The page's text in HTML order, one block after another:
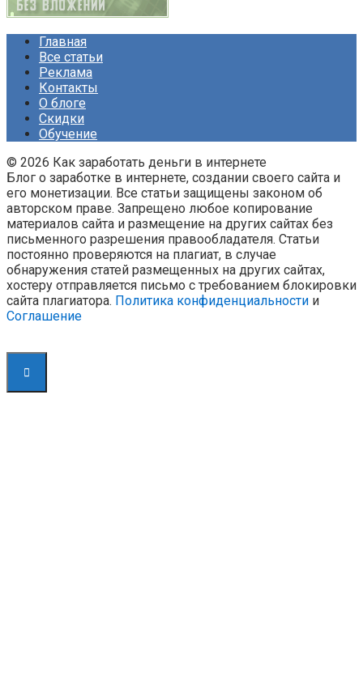
Главная
Все статьи
Реклама
Контакты
О блоге
Скидки
Обучение
© 2026 Как заработать деньги в интернете
Блог о заработке в интернете, создании своего сайта и
его монетизации. Все статьи защищены законом об
авторском праве. Запрещено любое копирование
материалов сайта и размещение на других сайтах без
письменного разрешения правообладателя. Статьи
постоянно проверяются на плагиат, в случае
обнаружения статей размещенных на других сайтах,
хостеру отправляется письмо с требованием блокировки
сайта плагиатора. Политика конфиденциальности и
Соглашение